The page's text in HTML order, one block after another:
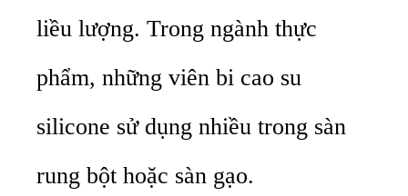
liều lượng. Trong ngành thực
phẩm, những viên bi cao su
silicone sử dụng nhiều trong sàn
rung bột hoặc sàn gạo.